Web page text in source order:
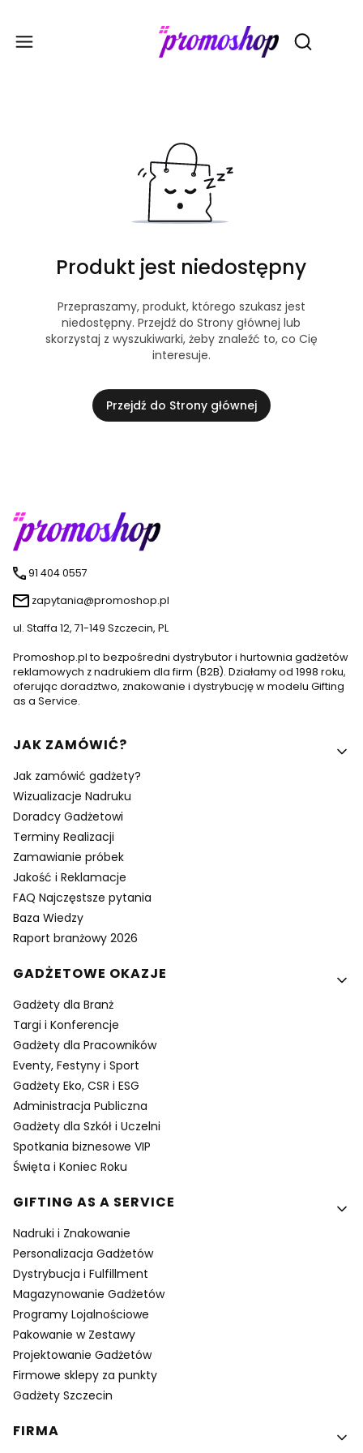
Otwórz
Produkt jest niedostępny
Przepraszamy, produkt, którego szukasz jest
niedostępny. Przejdź do Strony głównej lub
skorzystaj z wyszukiwarki, żeby znaleźć to, co Cię
interesuje.
Przejdź do Strony głównej
91 404 0557
zapytania@promoshop.pl
ul. Staffa 12, 71-149 Szczecin, PL
Promoshop.pl to bezpośredni dystrybutor i hurtownia gadżetów
reklamowych z nadrukiem dla firm (B2B). Działamy od 1998 roku,
oferując doradztwo, znakowanie i dystrybucję w modelu Gifting
as a Service.
Linki w stopce
JAK ZAMÓWIĆ?
Jak zamówić gadżety?
Wizualizacje Nadruku
Doradcy Gadżetowi
Terminy Realizacji
Zamawianie próbek
Jakość i Reklamacje
FAQ Najczęstsze pytania
Baza Wiedzy
Raport branżowy 2026
GADŻETOWE OKAZJE
Gadżety dla Branż
Targi i Konferencje
Gadżety dla Pracowników
Eventy, Festyny i Sport
Gadżety Eko, CSR i ESG
Administracja Publiczna
Gadżety dla Szkół i Uczelni
Spotkania biznesowe VIP
Święta i Koniec Roku
GIFTING AS A SERVICE
Nadruki i Znakowanie
Personalizacja Gadżetów
Dystrybucja i Fulfillment
Magazynowanie Gadżetów
Programy Lojalnościowe
Pakowanie w Zestawy
Projektowanie Gadżetów
Firmowe sklepy za punkty
Gadżety Szczecin
FIRMA